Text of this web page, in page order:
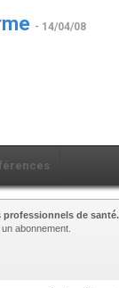
- 14/04/08
professionnels de santé.
abonnement.